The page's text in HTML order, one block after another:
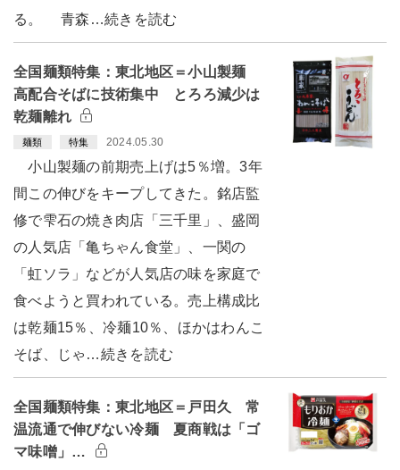
る。 青森…続きを読む
全国麺類特集：東北地区＝小山製麺
高配合そばに技術集中 とろろ減少は
乾麺離れ
麺類 特集 2024.05.30
小山製麺の前期売上げは5％増。3年
間この伸びをキープしてきた。銘店監
修で雫石の焼き肉店「三千里」、盛岡
の人気店「亀ちゃん食堂」、一関の
「虹ソラ」などが人気店の味を家庭で
食べようと買われている。売上構成比
は乾麺15％、冷麺10％、ほかはわんこ
そば、じゃ…続きを読む
全国麺類特集：東北地区＝戸田久 常
温流通で伸びない冷麺 夏商戦は「ゴ
マ味噌」…